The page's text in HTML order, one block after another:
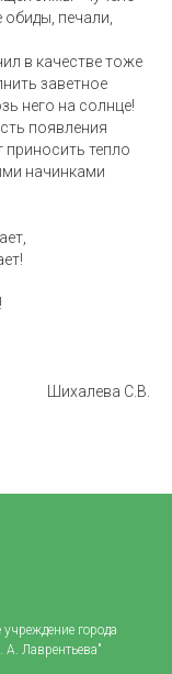
печали,
в качестве тоже
заветное
него на солнце!
появления
приносить тепло
начинками
Шихалева С.В.
города
Лаврентьева"